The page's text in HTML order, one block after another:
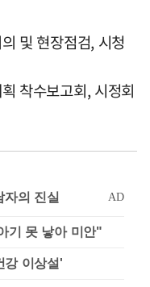
및 현장점검, 시청
착수보고회, 시정회
기 못 낳아 미안"
이상설'